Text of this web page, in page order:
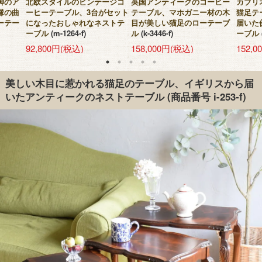
の曲
テー
ーヒーテーブル、3台がセット
になったおしゃれなネストテ
ーブル (m-1264-f)
92,800円(税込)
テーブル、マホガニー材の木
目が美しい猫足のローテーブ
ル (k-3446-f)
158,000円(税込)
猫足テ
届いた
ーブル
美しい木目に惹かれる猫足のテーブル、イギリスから届
いたアンティークのネストテーブル(商品番号 i-253-f)